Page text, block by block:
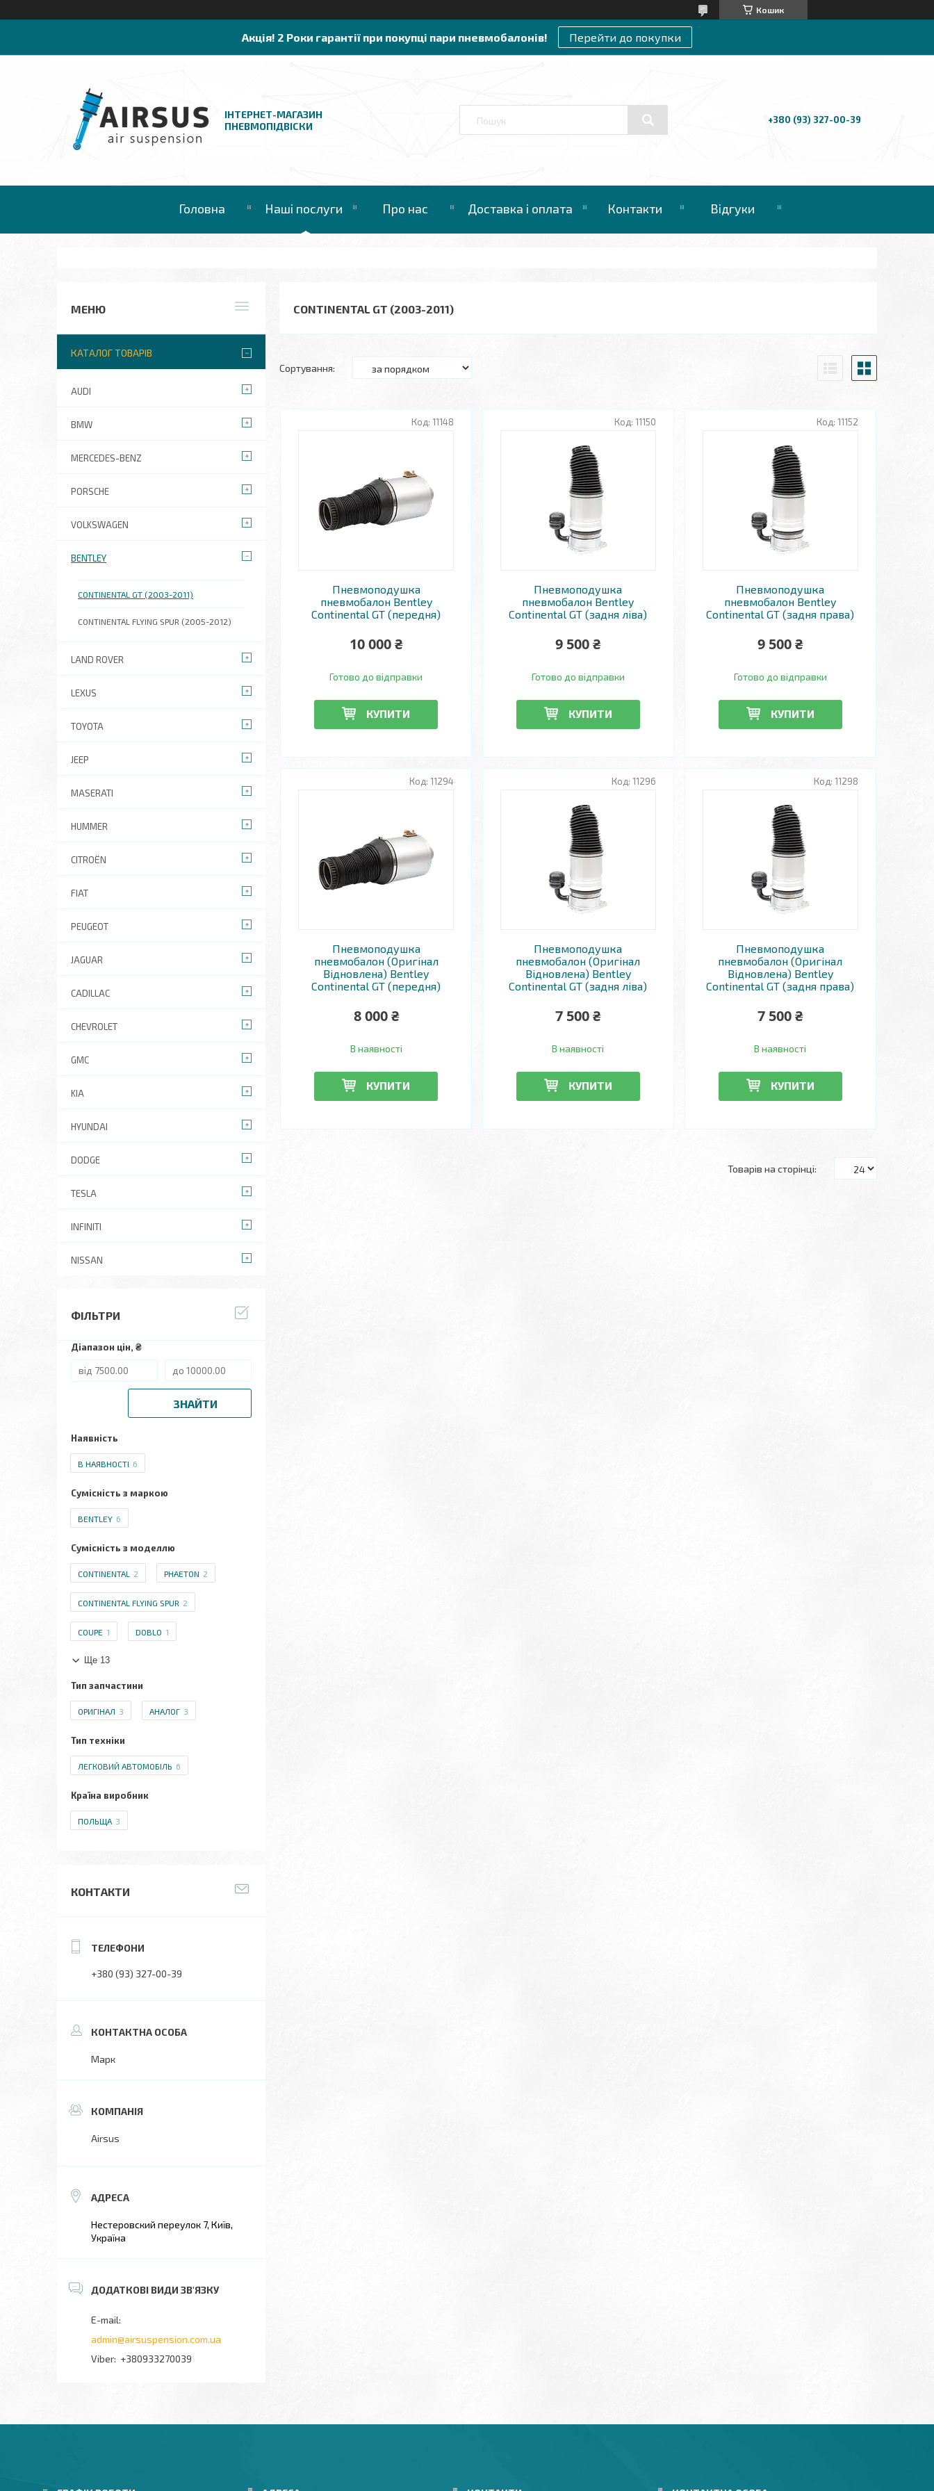
Кошик
Акція! 2 Роки гарантії при покупці пари пневмобалонів! Перейти до покупки
ІНТЕРНЕТ-МАГАЗИН
ПНЕВМОПІДВІСКИ
+380 (93) 327-00-39
Головна Наші послуги Про нас Доставка і оплата Контакти Відгуки
CONTINENTAL GT (2003-2011)
11148
Пневмоподушка
пневмобалон Bentley
Continental GT (передня)
10 000 ₴
Готово до відправки
КУПИТИ
11150
Пневмоподушка
пневмобалон Bentley
Continental GT (задня ліва)
9 500 ₴
Готово до відправки
КУПИТИ
11152
Пневмоподушка
пневмобалон Bentley
Continental GT (задня права)
9 500 ₴
Готово до відправки
КУПИТИ
11294
Пневмоподушка
пневмобалон (Оригінал
Відновлена) Bentley
Continental GT (передня)
8 000 ₴
В наявності
КУПИТИ
11296
Пневмоподушка
пневмобалон (Оригінал
Відновлена) Bentley
Continental GT (задня ліва)
7 500 ₴
В наявності
КУПИТИ
11298
Пневмоподушка
пневмобалон (Оригінал
Відновлена) Bentley
Continental GT (задня права)
7 500 ₴
В наявності
КУПИТИ
КАТАЛОГ ТОВАРІВ
AUDI
BMW
MERCEDES-BENZ
PORSCHE
VOLKSWAGEN
BENTLEY
CONTINENTAL GT (2003-2011)
CONTINENTAL FLYING SPUR (2005-2012)
LAND ROVER
LEXUS
TOYOTA
JEEP
MASERATI
HUMMER
CITROËN
FIAT
PEUGEOT
JAGUAR
CADILLAC
CHEVROLET
GMC
KIA
HYUNDAI
DODGE
TESLA
INFINITI
NISSAN
ФІЛЬТРИ
Діапазон цін, ₴
ЗНАЙТИ
Наявність
В НАЯВНОСТІ 6
Сумісність з маркою
BENTLEY 6
Сумісність з моделлю
CONTINENTAL 2 PHAETON 2
CONTINENTAL FLYING SPUR 2
COUPE 1 DOBLO 1
Ще 13
Тип запчастини
ОРИГІНАЛ 3 АНАЛОГ 3
Тип техніки
ЛЕГКОВИЙ АВТОМОБІЛЬ 6
Країна виробник
ПОЛЬЩА 3
КОНТАКТИ
+380 (93) 327-00-39
Марк
Airsus
Нестеровский переулок 7, Київ,
Україна
admin@airsuspension.com.ua
+380933270039